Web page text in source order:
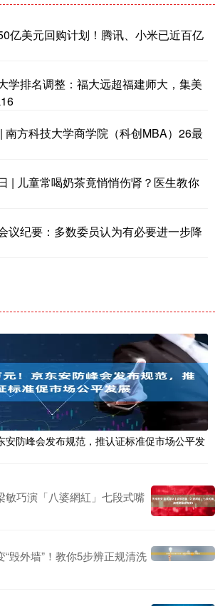
亿美元回购计划！腾讯、小米已近百亿
学排名调整：福大远超福建师大，集美
南方科技大学商学院（科创MBA）26最
| 儿童常喝奶茶竟悄悄伤肾？医生教你
议纪要：多数委员认为有必要进一步降
安防峰会发布规范，推认证标准促市场公平发
敏巧演「八婆網紅」七段式嘴
毁外墙”！教你5步辨正规清洗